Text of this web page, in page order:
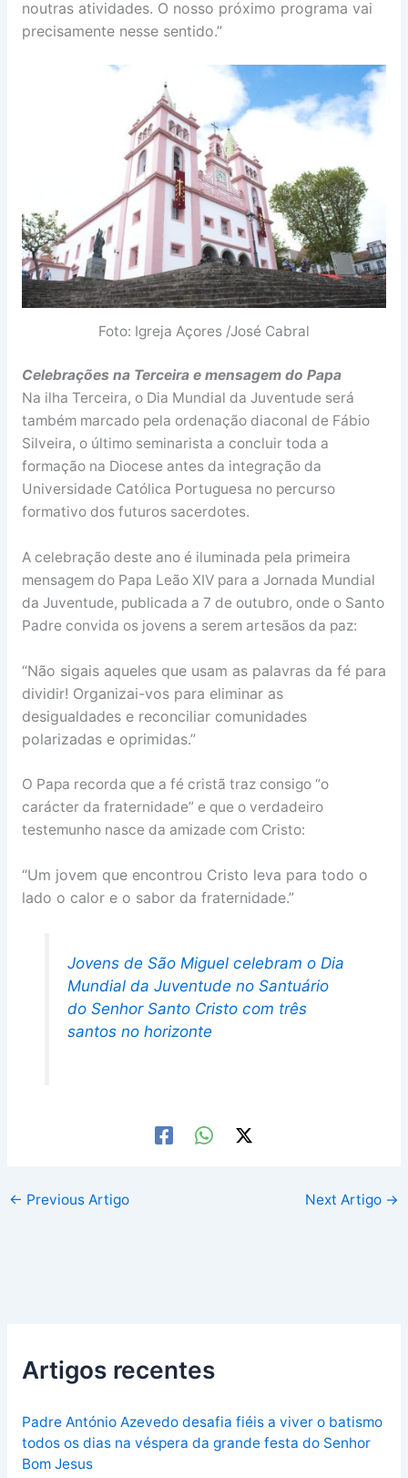
noutras atividades. O nosso próximo programa vai
precisamente nesse sentido.”
Foto: Igreja Açores /José Cabral
Celebrações na Terceira e mensagem do Papa
Na ilha Terceira, o Dia Mundial da Juventude será
também marcado pela ordenação diaconal de Fábio
Silveira, o último seminarista a concluir toda a
formação na Diocese antes da integração da
Universidade Católica Portuguesa no percurso
formativo dos futuros sacerdotes.
A celebração deste ano é iluminada pela primeira
mensagem do Papa Leão XIV para a Jornada Mundial
da Juventude, publicada a 7 de outubro, onde o Santo
Padre convida os jovens a serem artesãos da paz:
“Não sigais aqueles que usam as palavras da fé para
dividir! Organizai-vos para eliminar as
desigualdades e reconciliar comunidades
polarizadas e oprimidas.”
O Papa recorda que a fé cristã traz consigo “o
carácter da fraternidade” e que o verdadeiro
testemunho nasce da amizade com Cristo:
“Um jovem que encontrou Cristo leva para todo o
lado o calor e o sabor da fraternidade.”
Jovens de São Miguel celebram o Dia
Mundial da Juventude no Santuário
do Senhor Santo Cristo com três
santos no horizonte
← Previous Artigo Next Artigo →
Artigos recentes
Padre António Azevedo desafia fiéis a viver o batismo
todos os dias na véspera da grande festa do Senhor
Bom Jesus